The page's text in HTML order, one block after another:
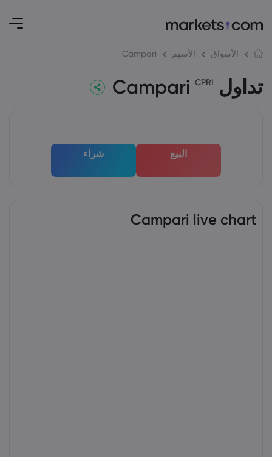
الأسواق الأسهم Campari
تداول Campari CPRI
البيع شراء
Campari live chart